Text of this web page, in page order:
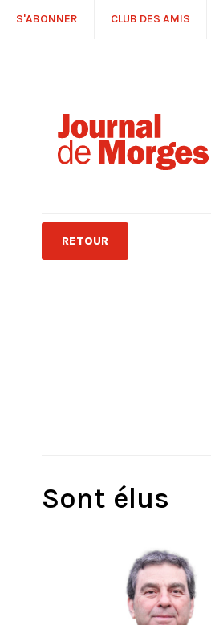
S'ABONNER CLUB DES AMIS
RETOUR
Sont élus